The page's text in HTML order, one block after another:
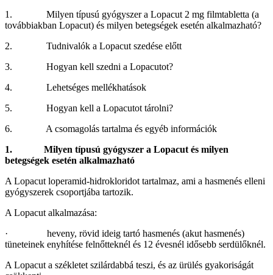
1. Milyen típusú gyógyszer a Lopacut 2 mg filmtabletta (a
továbbiakban Lopacut) és milyen betegségek esetén alkalmazható?
2. Tudnivalók a Lopacut szedése előtt
3. Hogyan kell szedni a Lopacutot?
4. Lehetséges mellékhatások
5. Hogyan kell a Lopacutot tárolni?
6. A csomagolás tartalma és egyéb információk
1. Milyen típusú gyógyszer a Lopacut és milyen
betegségek esetén alkalmazható
A Lopacut loperamid-hidrokloridot tartalmaz, ami a hasmenés elleni
gyógyszerek csoportjába tartozik.
A Lopacut alkalmazása:
· heveny, rövid ideig tartó hasmenés (akut hasmenés)
tüneteinek enyhítése felnőtteknél és 12 évesnél idősebb serdülőknél.
A Lopacut a székletet szilárdabbá teszi, és az ürülés gyakoriságát